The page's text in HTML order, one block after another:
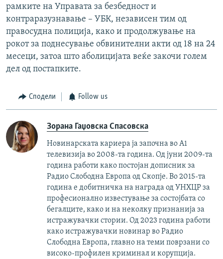
рамките на Управата за безбедност и
контраразузнавање – УБК, независен тим од
правосудна полиција, како и продолжување на
рокот за поднесување обвинителни акти од 18 на 24
месеци, затоа што аболицијата веќе закочи голем
дел од постапките.
Сподели Follow us
Зорана Гаџовска Спасовска
Новинарската кариера ја започна во А1
телевизија во 2008-та година. Од јуни 2009-та
година работи како постојан дописник за
Радио Слободна Европа од Скопје. Во 2015-та
година е добитничка на награда од УНХЦР за
професионално известување за состојбата со
бегалците, како и на неколку признанија за
истражувачки стории. Од 2023 година работи
како истражувачки новинар во Радио
Слободна Европа, главно на теми поврзани со
високо-профилен криминал и корупција.